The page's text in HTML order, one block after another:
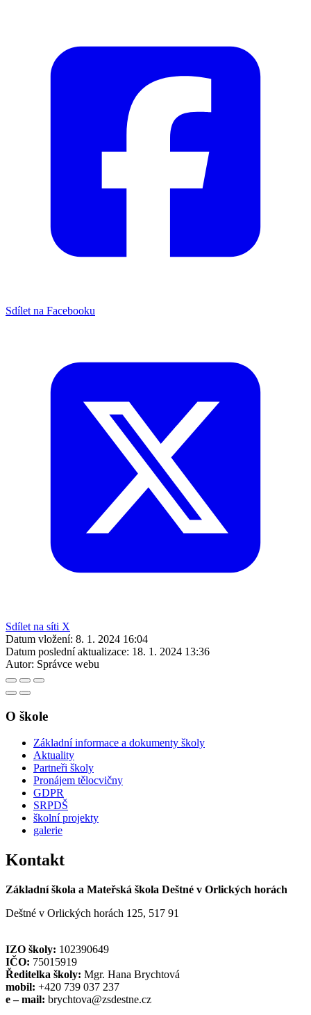
Sdílet na Facebooku
Sdílet na síti X
Datum vložení: 8. 1. 2024 16:04
Datum poslední aktualizace: 18. 1. 2024 13:36
Autor: Správce webu
O škole
Základní informace a dokumenty školy
Aktuality
Partneři školy
Pronájem tělocvičny
GDPR
SRPDŠ
školní projekty
galerie
Kontakt
Základní škola a Mateřská škola Deštné v Orlických horách
Deštné v Orlických horách 125, 517 91
IZO školy: 102390649
IČO: 75015919
Ředitelka školy: Mgr. Hana Brychtová
mobil: +420 739 037 237
e – mail: brychtova@zsdestne.cz